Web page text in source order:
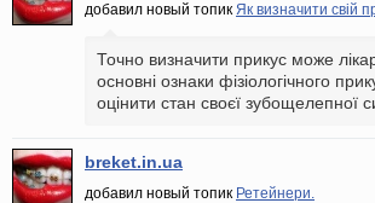
добавил новый топик Як визначити свій
Точно визначити прикус може
основні ознаки фізіологічного
оцінити стан своєї зубощелепної
breket.in.ua
добавил новый топик Ретейнери.